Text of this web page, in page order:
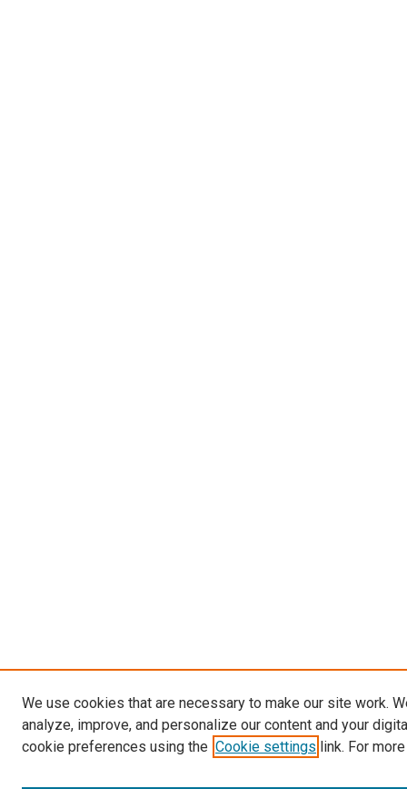
We use cookies that are necessary to make our site work.
analyze, improve, and personalize our content and your
cookie preferences using the Cookie settings link. For